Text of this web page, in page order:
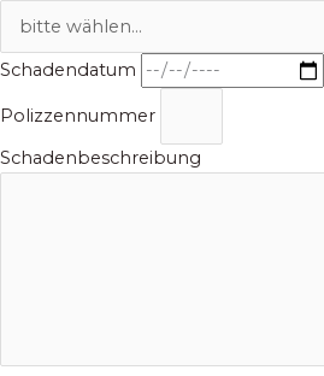
Schadendatum
Polizzennummer
Schadenbeschreibung